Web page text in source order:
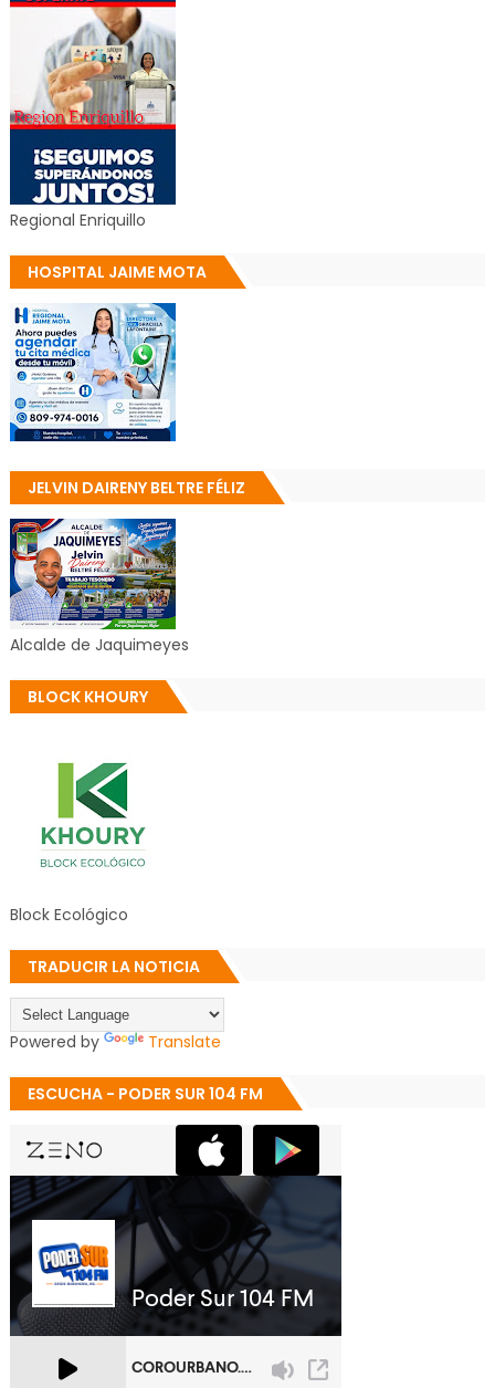
Regional Enriquillo
HOSPITAL JAIME MOTA
JELVIN DAIRENY BELTRE FÉLIZ
Alcalde de Jaquimeyes
BLOCK KHOURY
Block Ecológico
TRADUCIR LA NOTICIA
Powered by Translate
ESCUCHA - PODER SUR 104 FM